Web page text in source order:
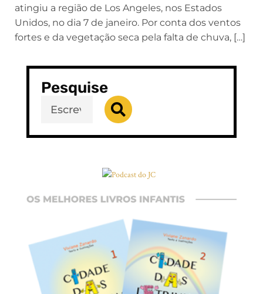
atingiu a região de Los Angeles, nos Estados
Unidos, no dia 7 de janeiro. Por conta dos ventos
fortes e da vegetação seca pela falta de chuva, […]
Pesquise